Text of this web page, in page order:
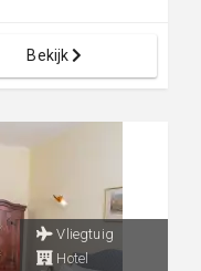
Bekijk
Vliegtuig
Hotel